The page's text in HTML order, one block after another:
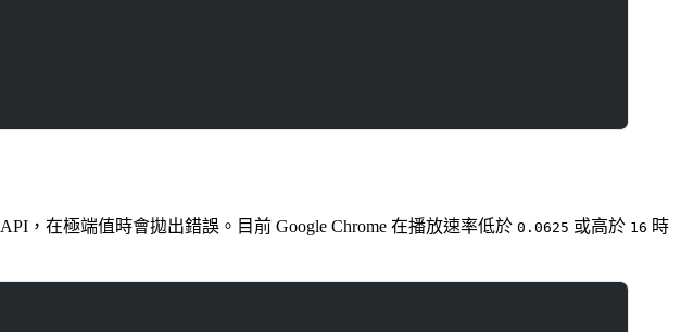
API，在極端值時會拋出錯誤。目前 Google Chrome 在播放速率低於 0.0625 或高於 16 時